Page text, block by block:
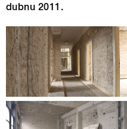
dubnu 2011.